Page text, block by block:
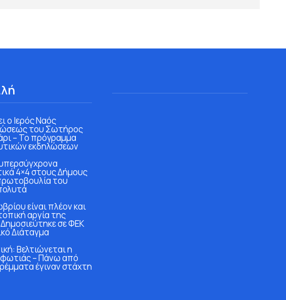
ο Ιερός Ναός
του Σωτήρος
– Το πρόγραμμα
εκδηλώσεων
4×4 στους Δήμους
του
είναι πλέον και
αργία της
σε ΦΕΚ
Διάταγμα
Βελτιώνεται η
φωτιάς – Πάνω από
έγιναν στάχτη